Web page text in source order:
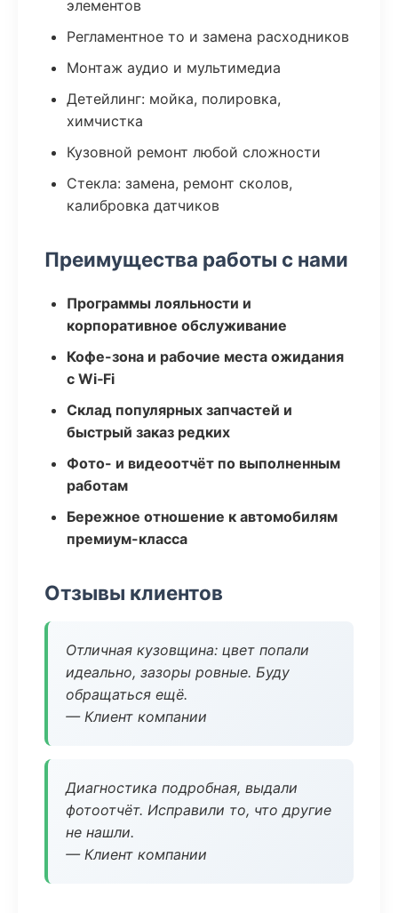
элементов
Регламентное то и замена расходников
Монтаж аудио и мультимедиа
Детейлинг: мойка, полировка,
химчистка
Кузовной ремонт любой сложности
Стекла: замена, ремонт сколов,
калибровка датчиков
Преимущества работы с нами
Программы лояльности и
корпоративное обслуживание
Кофе-зона и рабочие места ожидания
с Wi‑Fi
Склад популярных запчастей и
быстрый заказ редких
Фото- и видеоотчёт по выполненным
работам
Бережное отношение к автомобилям
премиум-класса
Отзывы клиентов
Отличная кузовщина: цвет попали
идеально, зазоры ровные. Буду
обращаться ещё.
— Клиент компании
Диагностика подробная, выдали
фотоотчёт. Исправили то, что другие
не нашли.
— Клиент компании